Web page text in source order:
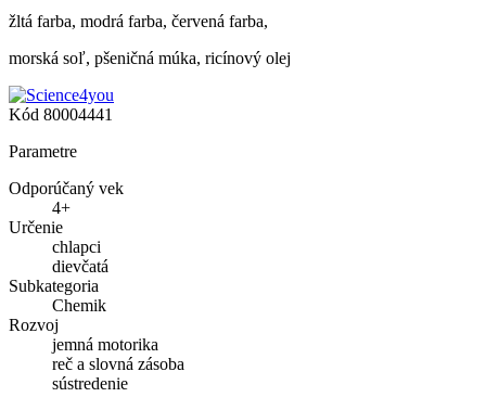
žltá farba, modrá farba, červená farba,
morská soľ, pšeničná múka, ricínový olej
Kód 80004441
Parametre
Odporúčaný vek
4+
Určenie
chlapci
dievčatá
Subkategoria
Chemik
Rozvoj
jemná motorika
reč a slovná zásoba
sústredenie